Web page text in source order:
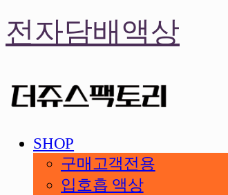
전자담배액상
SHOP
구매고객전용
입호흡 액상